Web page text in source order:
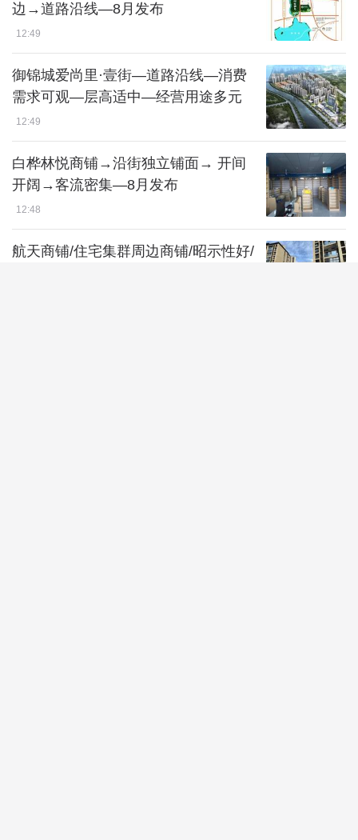
边→道路沿线—8月发布
12:49
御锦城爱尚里·壹街—道路沿线—消费
需求可观—层高适中—经营用途多元
12:49
白桦林悦商铺→沿街独立铺面→ 开间
开阔→客流密集—8月发布
12:48
航天商铺/住宅集群周边商铺/昭示性好/